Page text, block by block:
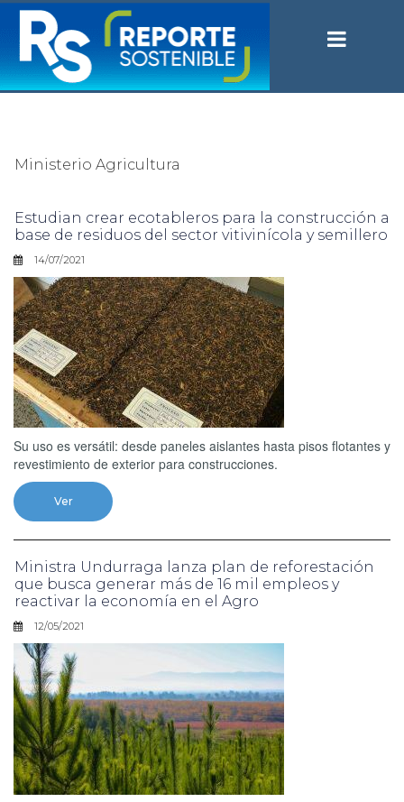
Ministerio Agricultura
Estudian crear ecotableros para la construcción a
base de residuos del sector vitivinícola y semillero
14/07/2021
Su uso es versátil: desde paneles aislantes hasta pisos flotantes y
revestimiento de exterior para construcciones.
Ver
Ministra Undurraga lanza plan de reforestación
que busca generar más de 16 mil empleos y
reactivar la economía en el Agro
12/05/2021